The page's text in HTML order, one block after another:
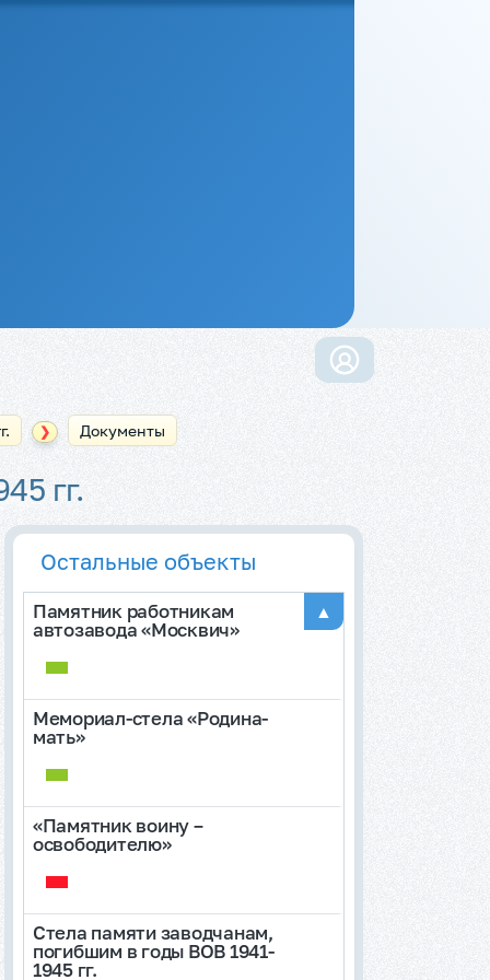
❯ Документы
гг.
Остальные объекты
▲
Памятник работникам
автозавода «Москвич»
Мемориал-стела «Родина-
мать»
«Памятник воину –
освободителю»
Стела памяти заводчанам,
погибшим в годы ВОВ 1941-
1945 гг.